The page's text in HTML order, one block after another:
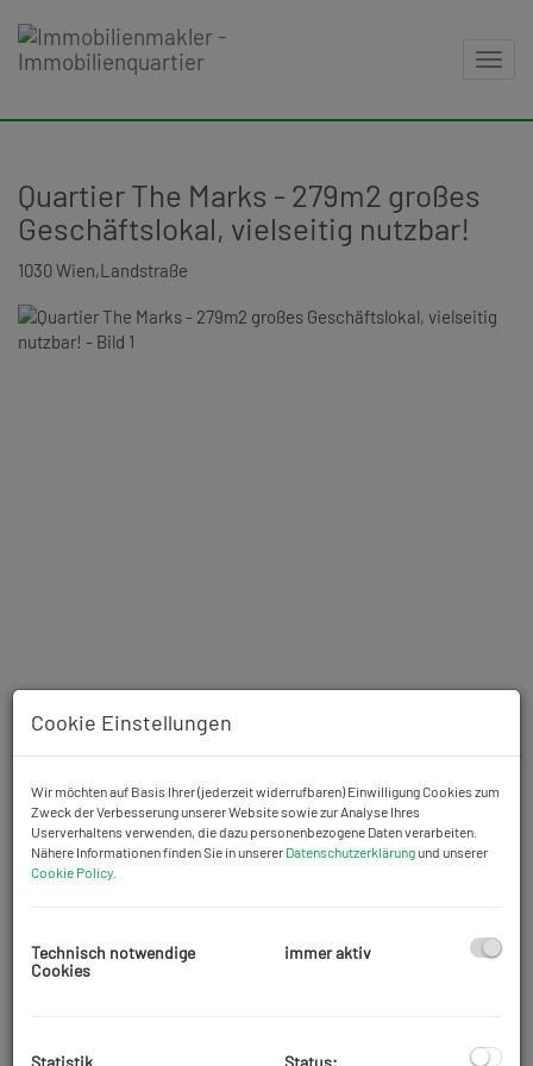
Quartier The Marks - 279m2 großes
Geschäftslokal, vielseitig nutzbar!
1030 Wien,Landstraße
Beschreibung
Vermietet wird ein
Geschäftslokal im 3. Gemeindebezirk
Landstraße. Das Geschäftslokal hat eine Größe von
Cookie Einstellungen
Wir möchten auf Basis Ihrer (jederzeit widerrufbaren) Einwilligung Cookies zum
Zweck der Verbesserung unserer Website sowie zur Analyse Ihres
Userverhaltens verwenden, die dazu personenbezogene Daten verarbeiten.
Nähere Informationen finden Sie in unserer Datenschutzerklärungund unserer
Cookie Policy
Technisch notwendige
Cookies
immer aktiv
Statistik
Status: